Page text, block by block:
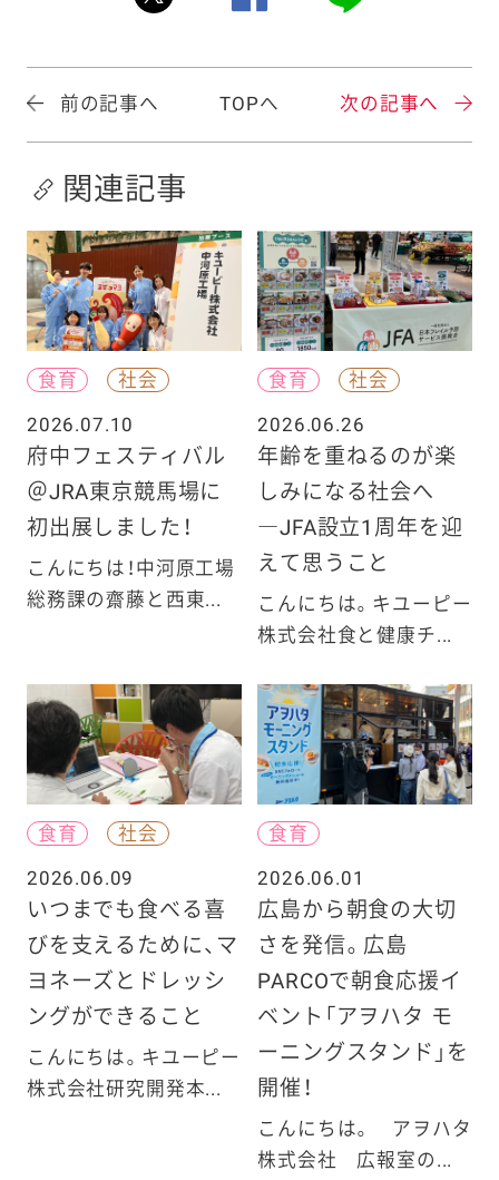
前の記事へ TOPへ 次の記事へ
関連記事
食育
社会
2026.07.10
府中フェスティバル
＠JRA東京競馬場に
初出展しました！
こんにちは！中河原工場
総務課の齋藤と西東...
食育
社会
2026.06.26
年齢を重ねるのが楽
しみになる社会へ
―JFA設立1周年を迎
えて思うこと
こんにちは。キユーピー
株式会社食と健康チ...
食育
社会
2026.06.09
いつまでも食べる喜
びを支えるために、マ
ヨネーズとドレッシ
ングができること
こんにちは。キユーピー
株式会社研究開発本...
食育
2026.06.01
広島から朝食の大切
さを発信。広島
PARCOで朝食応援イ
ベント「アヲハタ モ
ーニングスタンド」を
開催！
こんにちは。 アヲハタ
株式会社 広報室の...